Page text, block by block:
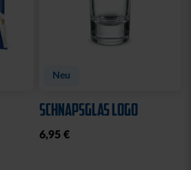
Neu
SCHNAPSGLAS LOGO
6,95 €